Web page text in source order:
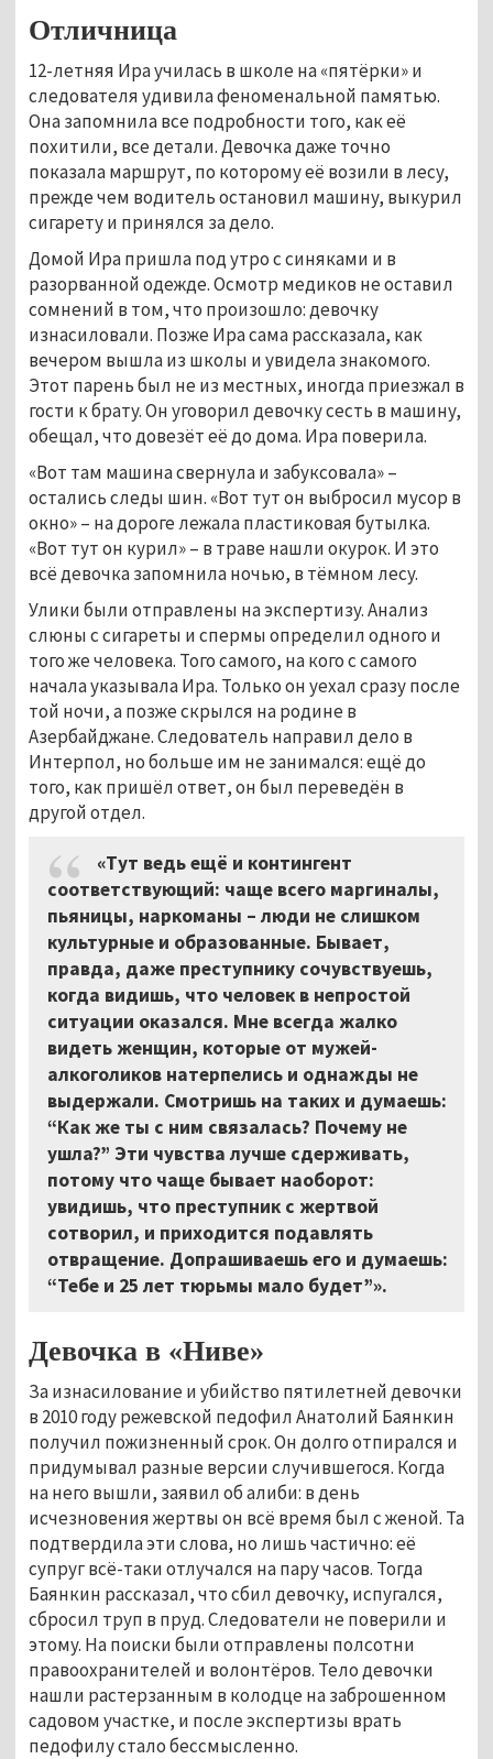
Отличница
12-летняя Ира училась в школе на «пятёрки» и
следователя удивила феноменальной памятью.
Она запомнила все подробности того, как её
похитили, все детали. Девочка даже точно
показала маршрут, по которому её возили в лесу,
прежде чем водитель остановил машину, выкурил
сигарету и принялся за дело.
Домой Ира пришла под утро с синяками и в
разорванной одежде. Осмотр медиков не оставил
сомнений в том, что произошло: девочку
изнасиловали. Позже Ира сама рассказала, как
вечером вышла из школы и увидела знакомого.
Этот парень был не из местных, иногда приезжал в
гости к брату. Он уговорил девочку сесть в машину,
обещал, что довезёт её до дома. Ира поверила.
«Вот там машина свернула и забуксовала» –
остались следы шин. «Вот тут он выбросил мусор в
окно» – на дороге лежала пластиковая бутылка.
«Вот тут он курил» – в траве нашли окурок. И это
всё девочка запомнила ночью, в тёмном лесу.
Улики были отправлены на экспертизу. Анализ
слюны с сигареты и спермы определил одного и
того же человека. Того самого, на кого с самого
начала указывала Ира. Только он уехал сразу после
той ночи, а позже скрылся на родине в
Азербайджане. Следователь направил дело в
Интерпол, но больше им не занимался: ещё до
того, как пришёл ответ, он был переведён в
другой отдел.
«Тут ведь ещё и контингент
соответствующий: чаще всего маргиналы,
пьяницы, наркоманы – люди не слишком
культурные и образованные. Бывает,
правда, даже преступнику сочувствуешь,
когда видишь, что человек в непростой
ситуации оказался. Мне всегда жалко
видеть женщин, которые от мужей-
алкоголиков натерпелись и однажды не
выдержали. Смотришь на таких и думаешь:
“Как же ты с ним связалась? Почему не
ушла?” Эти чувства лучше сдерживать,
потому что чаще бывает наоборот:
увидишь, что преступник с жертвой
сотворил, и приходится подавлять
отвращение. Допрашиваешь его и думаешь:
“Тебе и 25 лет тюрьмы мало будет”».
Девочка в «Ниве»
За изнасилование и убийство пятилетней девочки
в 2010 году режевской педофил Анатолий Баянкин
получил пожизненный срок. Он долго отпирался и
придумывал разные версии случившегося. Когда
на него вышли, заявил об алиби: в день
исчезновения жертвы он всё время был с женой. Та
подтвердила эти слова, но лишь частично: её
супруг всё-таки отлучался на пару часов. Тогда
Баянкин рассказал, что сбил девочку, испугался,
сбросил труп в пруд. Следователи не поверили и
этому. На поиски были отправлены полсотни
правоохранителей и волонтёров. Тело девочки
нашли растерзанным в колодце на заброшенном
садовом участке, и после экспертизы врать
педофилу стало бессмысленно.